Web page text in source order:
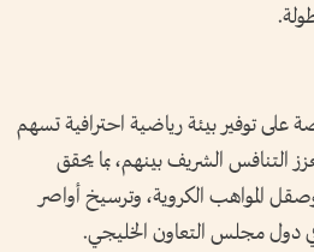
على توفير بيئة رياضية احترافية تسهم
التنافس الشريف بينهم، بما يحقق
المواهب الكروية، وترسيخ أواصر
في دول مجلس التعاون الخليجي.